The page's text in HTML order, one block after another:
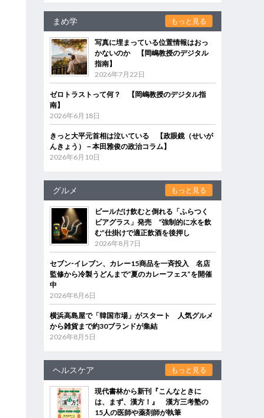
まめ学 もっと見る
写真に埋まっている位置情報はおっ
かないのか 【岡嶋教授のデジタル
指南】
2026年7月22日
ゼロトラストって何？ 【岡嶋教授のデジタル指
南】
2026年6月18日
きっと大平元首相は泣いている 【政眼鏡（せいが
んきょう）－本田雅俊の政治コラム】
2026年6月10日
グルメ もっと見る
ビールだけ飲むと倒れる「ふらつく
ビアグラス」発売 “強制的に水を飲
む”仕掛けで適正飲酒を後押し
2026年8月7日
セブン‐イレブン、カレー15商品を一斉投入 名店
監修から冷製うどんまで“夏のカレーフェス”を開催
中
2026年8月6日
横浜高島屋で「韓国市場」がスタート 人気グルメ
から雑貨まで約30ブランドが集結
2026年8月5日
ヘルスケア もっと見る
現代書林から新刊『こんなときに
は、まず、漢方！』 漢方三考塾の
15人の医師や薬剤師が執筆